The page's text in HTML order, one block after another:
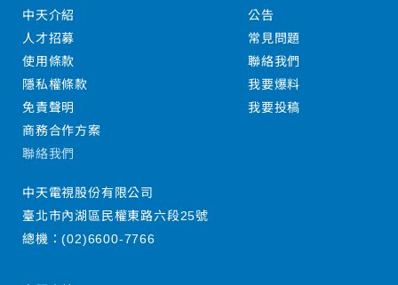
中天介紹
人才招募
使用條款
隱私權條款
免責聲明
商務合作方案
公告
常見問題
聯絡我們
我要爆料
我要投稿
聯絡我們
中天電視股份有限公司
臺北市內湖區民權東路六段25號
總機：(02)6600-7766